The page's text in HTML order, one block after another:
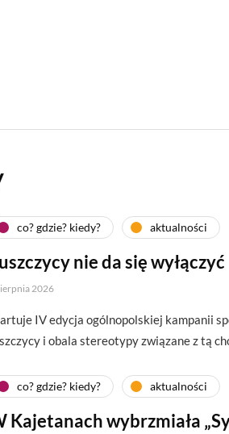
co? gdzie? kiedy? aktualności
nie da się wyłączyć
2026
IV edycja ogólnopolskiej kampanii
i obala stereotypy związane z tą
co? gdzie? kiedy? aktualności
Kajetanach wybrzmiała